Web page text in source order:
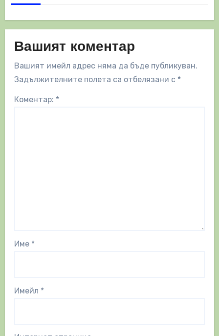
Вашият коментар
Вашият имейл адрес няма да бъде публикуван.
Задължителните полета са отбелязани с *
Коментар: *
Име *
Имейл *